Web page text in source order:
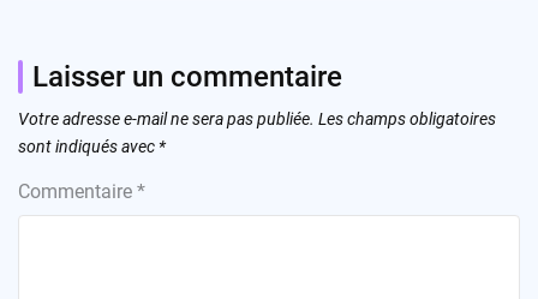
Laisser un commentaire
Votre adresse e-mail ne sera pas publiée. Les champs obligatoires
sont indiqués avec *
Commentaire *